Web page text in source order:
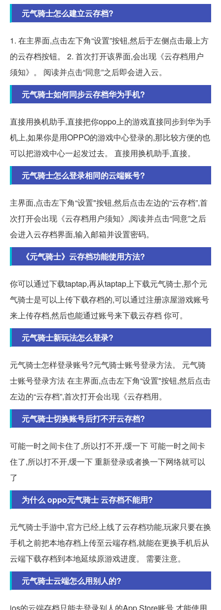
元气骑士怎么建立云存档?
1. 在主界面,点击左下角“设置”按钮,然后于左侧点击最上方
的云存档按钮。 2. 首次打开该界面,会出现《云存档用户
须知》。 阅读并点击“同意”之后即会进入云。
元气骑士如何同步云存档华为手机?
直接用换机助手,直接把你oppo上的游戏直接同步到华为手
机上,如果你是用OPPO的游戏中心登录的,那比较方便的也
可以把游戏中心一起发过去。 直接用换机助手,直接。
元气骑士怎么登录相同的云端账号?
主界面,点击左下角“设置"按钮,然后点击左边的“云存档”,首
次打开会出现《云存档用户须知》,阅读并点击“同意”之后
会进入云存档界面,输入邮箱并设置密码。
《元气骑士》云存档功能使用方法?
你可以通过下载taptap,再从taptap上下载元气骑士,那个元
气骑士是可以上传下载存档的,可以通过注册凉屋游戏账号
来上传存档,然后也能通过账号来下载云存档 你可。
元气骑士新玩法怎么登录?
元气骑士怎样登录账号?元气骑士账号登录方法。 元气骑
士账号登录方法 在主界面,点击左下角“设置"按钮,然后点击
左边的“云存档”,首次打开会出现《云存档用。
元气骑士切换账号后打不开云存档?
可能一时之间卡住了,所以打不开,缓一下 可能一时之间卡
住了,所以打不开,缓一下 重新登录或者换一下网络就可以
了
为什么 oppo元气骑士 云存档不能用?
元气骑士手游中,官方已经上线了云存档功能,玩家只要在换
手机之前把本地存档上传至云端存档,就能在更换手机后从
云端下载存档到本地延续原游戏进度。 需要注意。
元气骑士云端怎么用别人的?